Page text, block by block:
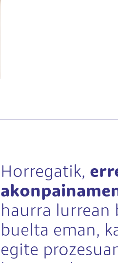
Horregatik,
haurra lurrean
buelta eman,
egite